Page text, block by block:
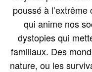
poussé à
qui anime nos
dystopies qui
familiaux. Des
nature, ou les